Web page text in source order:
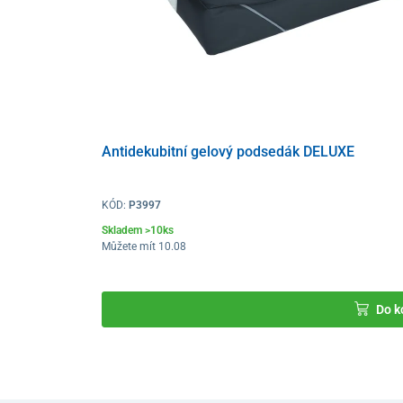
Antidekubitní gelový podsedák DELUXE
KÓD: P3997
Skladem >10ks
Můžete mít 10.08
Do